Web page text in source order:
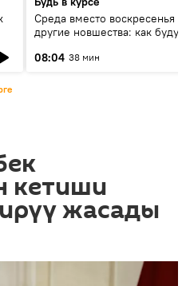
Среда вместо воскресенья и
другие новшества: как будут
08:04 38 мин
кетиши
жасады